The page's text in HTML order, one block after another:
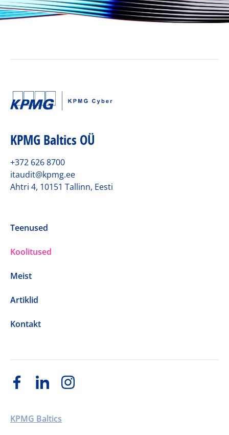
KPMG Baltics OÜ
+372 626 8700
itaudit@kpmg.ee
Ahtri 4, 10151 Tallinn, Eesti
Teenused
Koolitused
Meist
Artiklid
Kontakt
KPMG Baltics